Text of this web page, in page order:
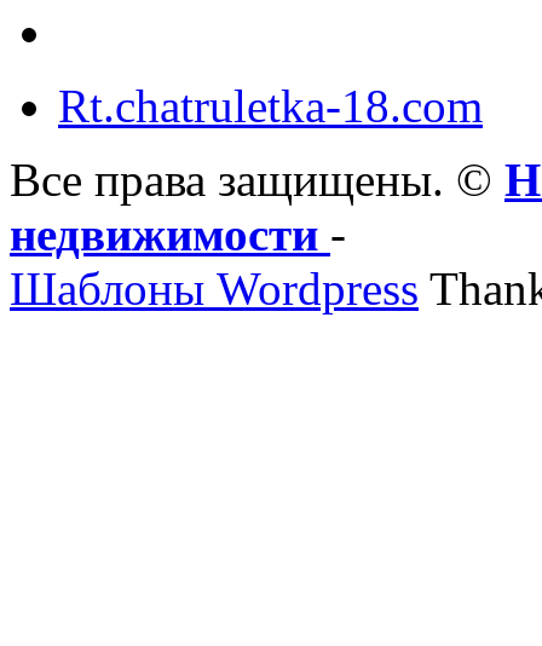
Rt.chatruletka-18.com
Все права защищены. ©
недвижимости -
Шаблоны Wordpress